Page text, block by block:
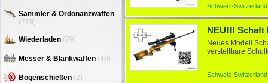
Schweiz-
NEU!!! Schaft
Neues Modell
verstellbare
Schweiz-
Sammler & Ordonanzwaffen
(279)
Wiederladen (79)
Messer & Blankwaffen (40)
Bogenschießen (2)